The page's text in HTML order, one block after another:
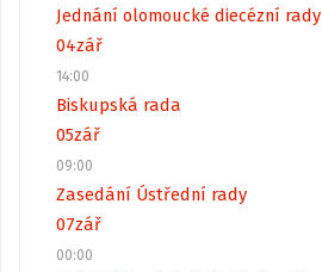
Jednání olomoucké diecézní rady
04zář
14:00
Biskupská rada
05zář
09:00
Zasedání Ústřední rady
07zář
00:00